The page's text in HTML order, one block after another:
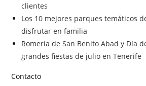
clientes
Los 10 mejores parques temáticos
disfrutar en familia
Romería de San Benito Abad y Día
grandes fiestas de julio en Tenerife
Contacto